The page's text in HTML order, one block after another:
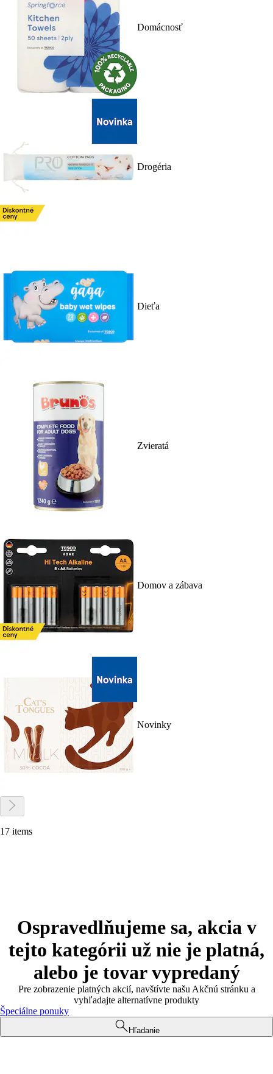
Domácnosť
Drogéria
Dieťa
Zvieratá
Domov a zábava
Novinky
17 items
Ospravedlňujeme sa, akcia v
tejto kategórii už nie je platná,
alebo je tovar vypredaný
Pre zobrazenie platných akcií, navštívte našu Akčnú stránku a
vyhľadajte alternatívne produkty
Špeciálne ponuky
Hľadanie